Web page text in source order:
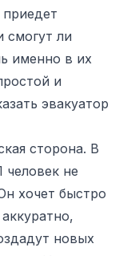
приедет
смогут ли
именно в их
и
эвакуатор
сторона. В
не
хочет быстро
новых